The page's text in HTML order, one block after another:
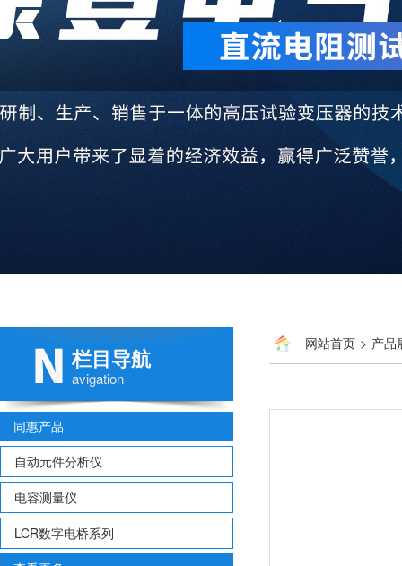
栏目导航
avigation
同惠产品
自动元件分析仪
电容测量仪
LCR数字电桥系列
网站首页 > 产品